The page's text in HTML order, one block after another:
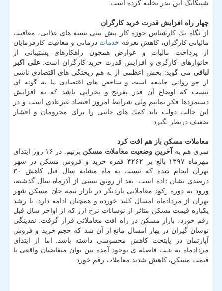
شینگانگ این بندر تخلیه كرده است.
چهار راه افزایش قدرت خرید كارگران
از نگاه یك كارشناس حوزه كار پیش بینی بسته های غذایی، معافیت
مالیاتی كارگران، كاهش تعرفه خدمات درمانی و معافیت كارفرمایان
از پرداخت مالیات و عوارض همچون راهكارهای پشتیبانی از
خانوارهای كارگری و افزایش قدرت خرید كارگران است.علی اكبر
لبافی می گوید: بخش اعظمی از به هم ریختگی های اقتصادی ناشی
از جو روانی جامعه است و شاخص های اقتصادی ما به گونه ای
نیست كه اوضاع آن قدر بغرنج و بحرانی باشد كه به افزایش
دستمزدها فكر نماییم ولی شرایط امروز اقتصاد غیرعادی است و در
این حالت دولت باید كمك های جانبی را برای محرومان و اقشار
ضعیف درنظر بگیرد.
معاملات مسكن باز هم افت كرد
سری هم به
آخرین وضعیت معاملات مسكن
بزنیم. در ۱۶ روز ابتدای
مهرماه ۱۳۹۷ بالغ بر ۴۲۶۲ فقره خرید و فروش مسكن در شهر
تهران انجام شده كه نسبت به ماه مشابه سال قبل كاهش ۳۰
درصدی نشان داده است. بعد از رونق نسبی از آذرماه سال گذشته،
ورود به دوره ركود معاملاتی باردیگر در بازار نیمه جان مسكن شهر
تهران از مردادماه امسال كلید خورده و همچنان ادامه دارد. با رشد
یكباره قیمت مسكن متاثر از نوسانات نرخ ارز كه از اواخر سال قبل
رقم خورد، بازار مسكن در راه افت معاملاتی قرار گرفت. نقدینگی
نوسان گیران در بهار امسال مانع از آن شد كه حجم خرید و فروش
آپارتمان در پایتخت كاهش محسوسی داشته باشد. اما از ابتدای
مردادماه به علت فاصله ی بوجود آمده بین توان متقاضیان واقعی با
قیمت مسكن، كاهش شدید معاملات رقم خورد.